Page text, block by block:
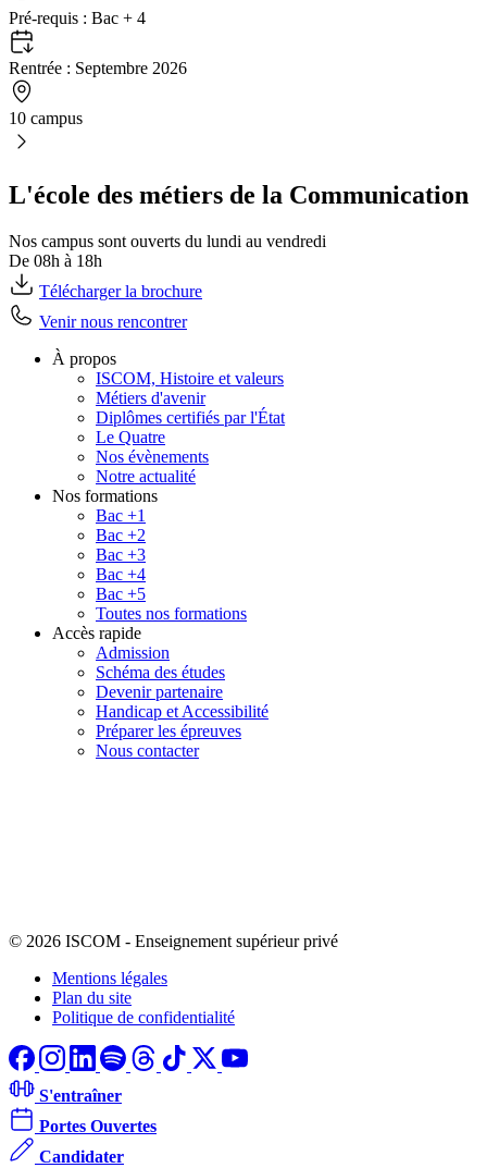
Pré-requis : Bac + 4
Rentrée : Septembre 2026
10 campus
L'école des métiers de la Communication
Nos campus sont ouverts du lundi au vendredi
De 08h à 18h
Télécharger la brochure
Venir nous rencontrer
À propos
ISCOM, Histoire et valeurs
Métiers d'avenir
Diplômes certifiés par l'État
Le Quatre
Nos évènements
Notre actualité
Nos formations
Bac +1
Bac +2
Bac +3
Bac +4
Bac +5
Toutes nos formations
Accès rapide
Admission
Schéma des études
Devenir partenaire
Handicap et Accessibilité
Préparer les épreuves
Nous contacter
© 2026 ISCOM - Enseignement supérieur privé
Mentions légales
Plan du site
Politique de confidentialité
S'entraîner
Portes Ouvertes
Candidater